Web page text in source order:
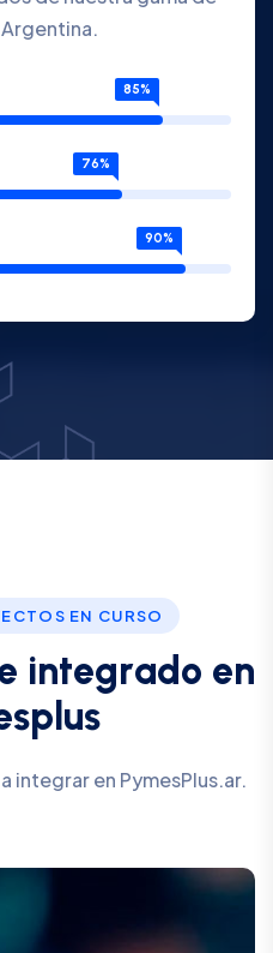
85%
76%
90%
EN CURSO
integrado en
sp us
integrar en PymesPlus.ar.